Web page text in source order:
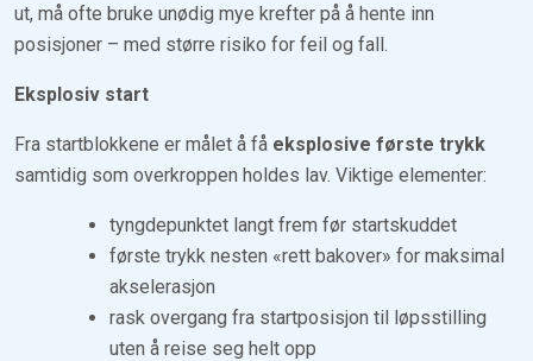
ut, må ofte bruke unødig mye krefter på å hente inn
posisjoner – med større risiko for feil og fall.
Eksplosiv start
Fra startblokkene er målet å få eksplosive første trykk
samtidig som overkroppen holdes lav. Viktige elementer:
tyngdepunktet langt frem før startskuddet
første trykk nesten «rett bakover» for maksimal
akselerasjon
rask overgang fra startposisjon til løpsstilling
uten å reise seg helt opp